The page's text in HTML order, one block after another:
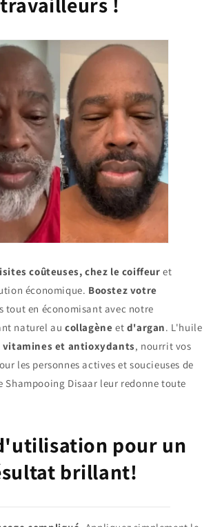
coûteuses, chez le coiffeuret
économique. Boostez votre
tout en économisant avec notre
naturel aucollagène et d'argan. L'huile
vitamines et antioxydants, nourrit vos
les personnes actives et soucieuses de
Shampooing Disaar leur redonne toute
pour un
brillant!